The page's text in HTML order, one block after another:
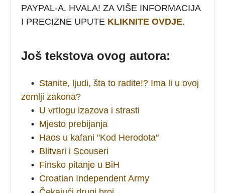
PAYPAL-A. HVALA! ZA VIŠE INFORMACIJA
I PRECIZNE UPUTE KLIKNITE OVDJE.
Još tekstova ovog autora:
• Stanite, ljudi, šta to radite!? Ima li u ovoj
zemlji zakona?
• U vrtlogu izazova i strasti
• Mjesto prebijanja
• Haos u kafani "Kod Herodota"
• Blitvari i Scouseri
• Finsko pitanje u BiH
• Croatian Independent Army